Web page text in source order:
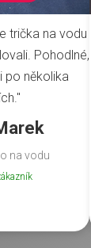
trička na vodu
Pohodlné,
po několika
na vodu